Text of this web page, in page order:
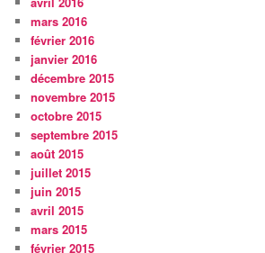
mars 2016
février 2016
janvier 2016
décembre 2015
novembre 2015
octobre 2015
septembre 2015
août 2015
juillet 2015
juin 2015
avril 2015
mars 2015
février 2015